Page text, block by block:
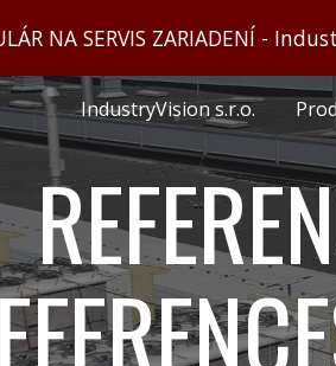
to main content
NA SERVIS ZARIADENÍ -
IndustryVision s.r.o.